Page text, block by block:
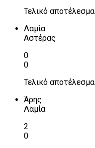
Τελικό αποτέλεσμα
Λαμία
Αστέρας
0
0
Τελικό αποτέλεσμα
Άρης
Λαμία
2
0